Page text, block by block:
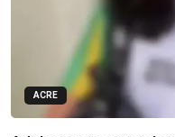
ACRE